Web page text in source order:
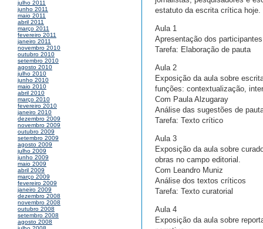
julho 2011
junho 2011
maio 2011
abril 2011
março 2011
fevereiro 2011
janeiro 2011
novembro 2010
outubro 2010
setembro 2010
agosto 2010
julho 2010
junho 2010
maio 2010
abril 2010
março 2010
fevereiro 2010
janeiro 2010
dezembro 2009
novembro 2009
outubro 2009
setembro 2009
agosto 2009
julho 2009
junho 2009
maio 2009
abril 2009
março 2009
fevereiro 2009
janeiro 2009
dezembro 2008
novembro 2008
outubro 2008
setembro 2008
agosto 2008
estatuto da escrita crítica hoje.
Aula 1
Apresentação dos
Tarefa: Elaboração de pauta
Aula 2
Exposição da aula sobre
funções: contextualização,
Com Paula Alzugaray
Análise das sugestões de
Tarefa: Texto crítico
Aula 3
Exposição da aula sobre
obras no campo editorial.
Com Leandro Muniz
Análise dos textos críticos
Tarefa: Texto curatorial
Aula 4
Exposição da aula sobre